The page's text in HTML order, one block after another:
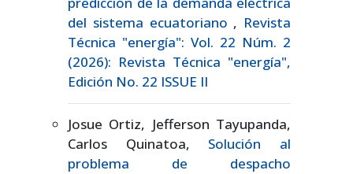
del sistema ecuatoriano , Revista
Técnica "energía": Vol. 22 Núm. 2
(2026): Revista Técnica "energía",
Edición No. 22 ISSUE II
Josue Ortiz, Jefferson Tayupanda,
Carlos Quinatoa, Solución al
problema de despacho